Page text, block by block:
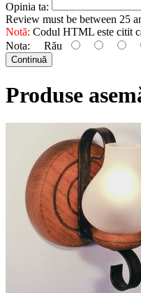
Opinia ta:
Review must be between 25
Notă: Codul HTML este citit
Nota:
Rău
Continuă
Produse